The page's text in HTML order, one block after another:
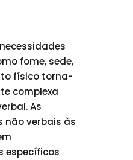
fome, sede,
físico torna-
complexa
As
não verbais às
específicos